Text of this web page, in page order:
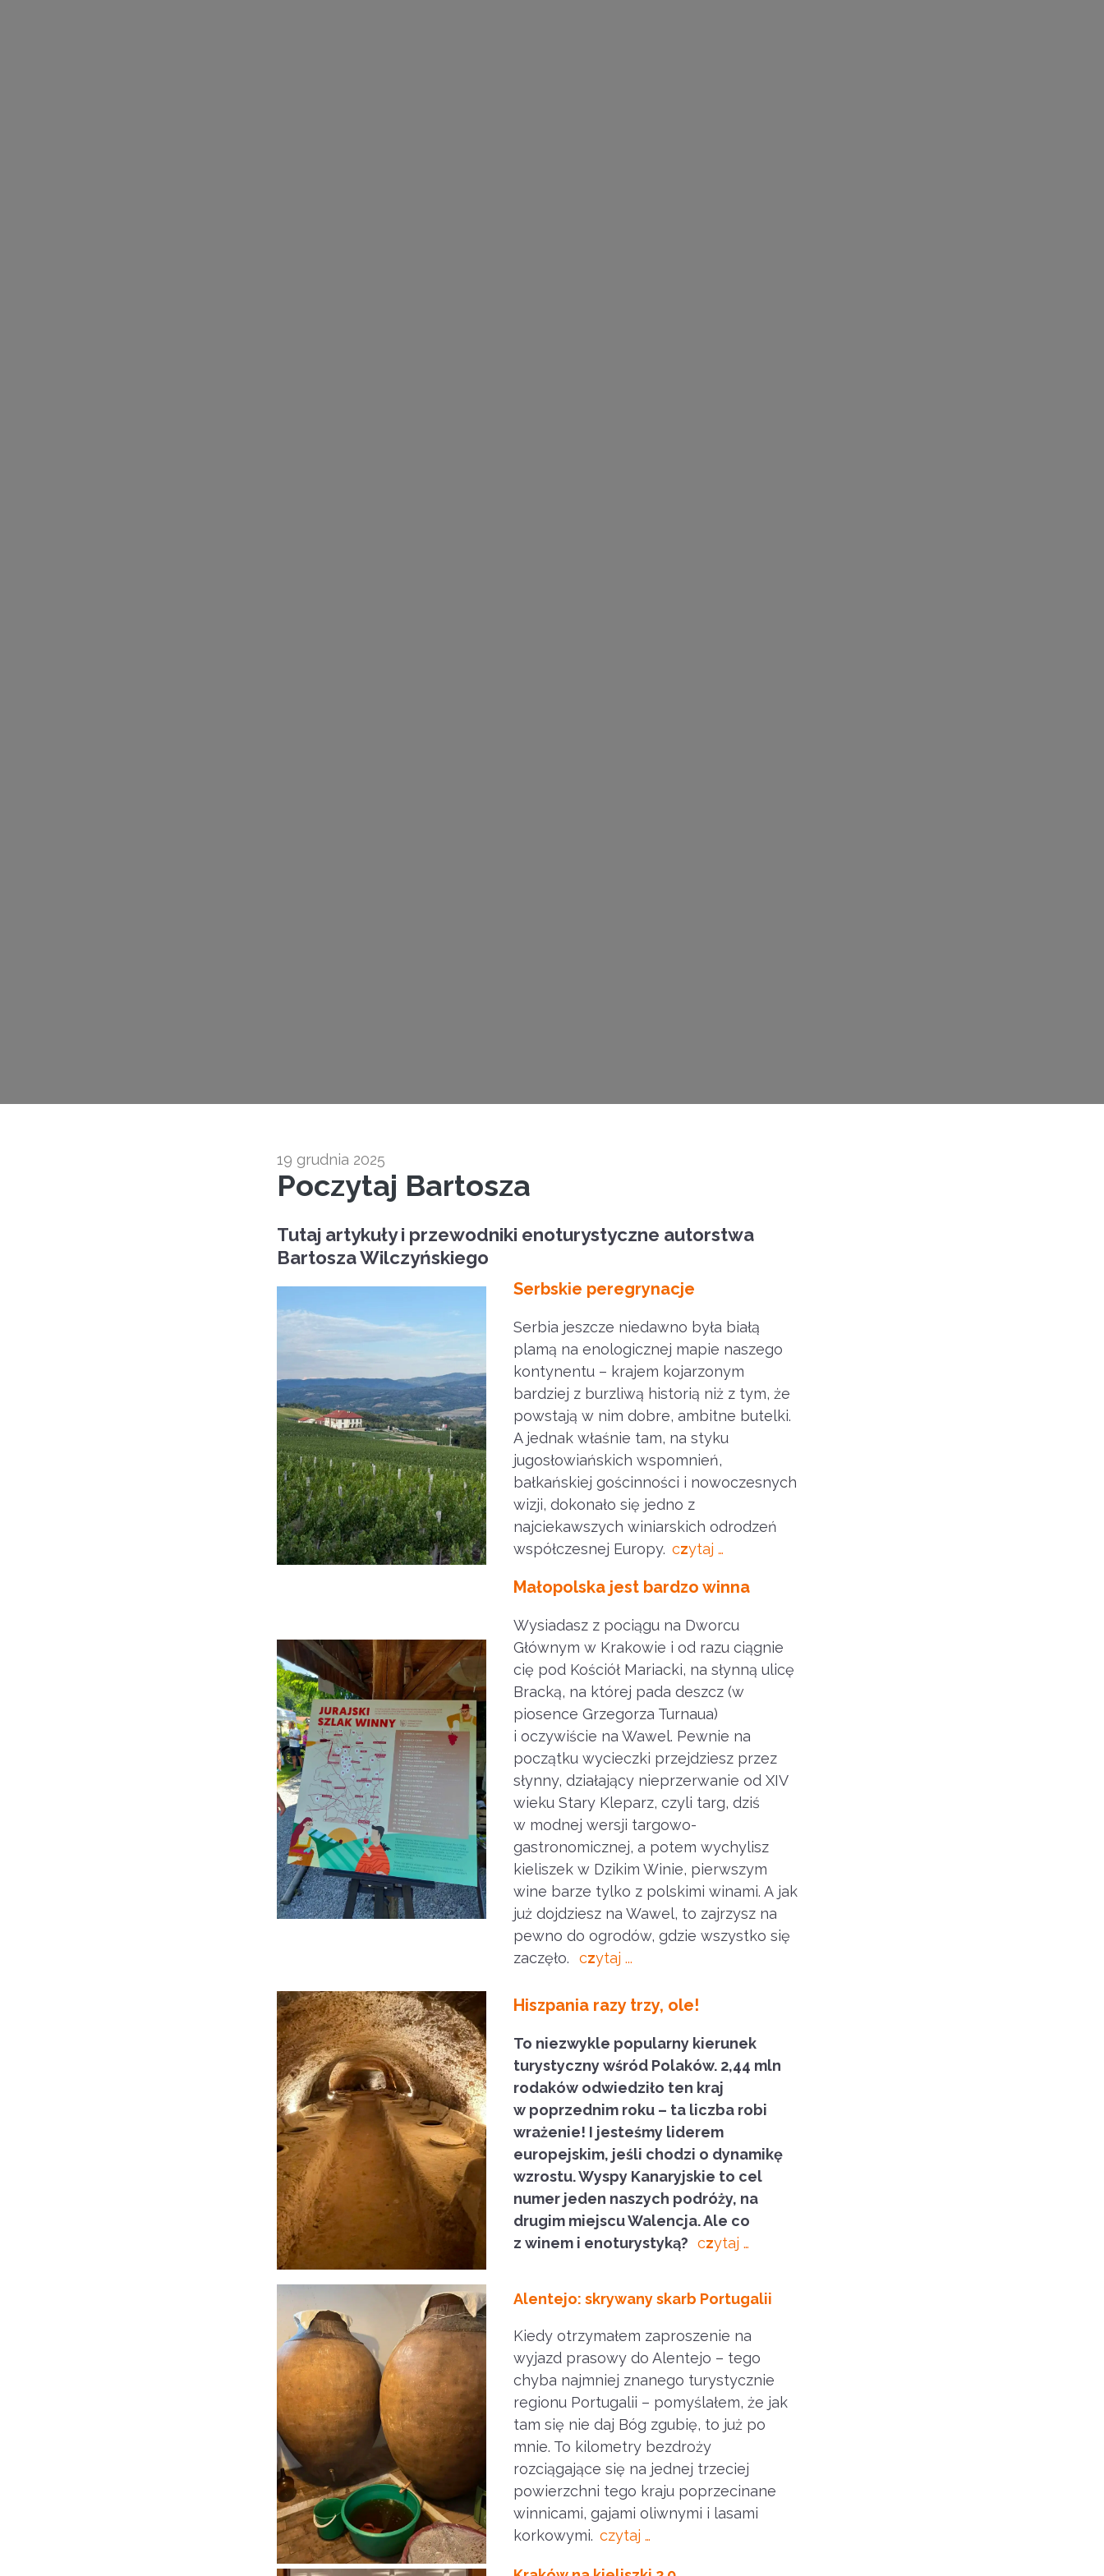
19 grudnia 2025
Poczytaj Bartosza
Tutaj artykuły i przewodniki enoturystyczne autorstwa
Bartosza Wilczyńskiego
Serbskie peregrynacje
Serbia jeszcze niedawno była białą
plamą na enologicznej mapie naszego
kontynentu – krajem kojarzonym
bardziej z burzliwą historią niż z tym, że
powstają w nim dobre, ambitne butelki.
A jednak właśnie tam, na styku
jugosłowiańskich wspomnień,
bałkańskiej gościnności i nowoczesnych
wizji, dokonało się jedno z
najciekawszych winiarskich odrodzeń
współczesnej Europy. czytaj…
Małopolska jest bardzo winna
Wysiadasz z pociągu na Dworcu
Głównym w Krakowie i od razu ciągnie
cię pod Kościół Mariacki, na słynną ulicę
Bracką, na której pada deszcz (w
piosence Grzegorza Turnaua)
i oczywiście na Wawel. Pewnie na
początku wycieczki przejdziesz przez
słynny, działający nieprzerwanie od XIV
wieku Stary Kleparz, czyli targ, dziś
w modnej wersji targowo-
gastronomicznej, a potem wychylisz
kieliszek w Dzikim Winie, pierwszym
wine barze tylko z polskimi winami. A jak
już dojdziesz na Wawel, to zajrzysz na
pewno do ogrodów, gdzie wszystko się
zaczęło.
czytaj ...
Hiszpania razy trzy, ole!
To niezwykle popularny kierunek
turystyczny wśród Polaków. 2,44 mln
rodaków odwiedziło ten kraj
w poprzednim roku – ta liczba robi
wrażenie! I jesteśmy liderem
europejskim, jeśli chodzi o dynamikę
wzrostu. Wyspy Kanaryjskie to cel
numer jeden naszych podróży, na
drugim miejscu Walencja. Ale co
z winem i enoturystyką? czytaj …
Alentejo: skrywany skarb Portugalii
Kiedy otrzymałem zaproszenie na
wyjazd prasowy do Alentejo – tego
chyba najmniej znanego turystycznie
regionu Portugalii – pomyślałem, że jak
tam się nie daj Bóg zgubię, to już po
mnie. To kilometry bezdroży
rozciągające się na jednej trzeciej
powierzchni tego kraju poprzecinane
winnicami, gajami oliwnymi i lasami
korkowymi. czytaj …